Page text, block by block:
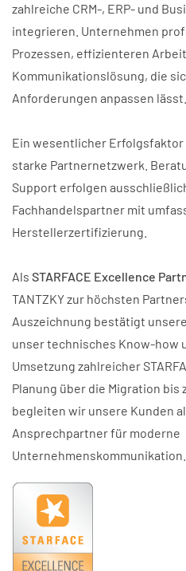
zahlreiche CRM-, ERP- und
integrieren. Unternehmen
Prozessen, effizienteren
Kommunikationslösung, die
Anforderungen anpassen lässt.
Ein wesentlicher Erfolgsfaktor
starke Partnernetzwerk.
Support erfolgen
Fachhandelspartner mit
Herstellerzertifizierung.
Als STARFACE Excellence
TANTZKY zur höchsten
Auszeichnung bestätigt
unser technisches Know-how
Umsetzung zahlreicher
Planung über die Migration bis
begleiten wir unsere Kunden
Ansprechpartner für moderne
Unternehmenskommunikation.